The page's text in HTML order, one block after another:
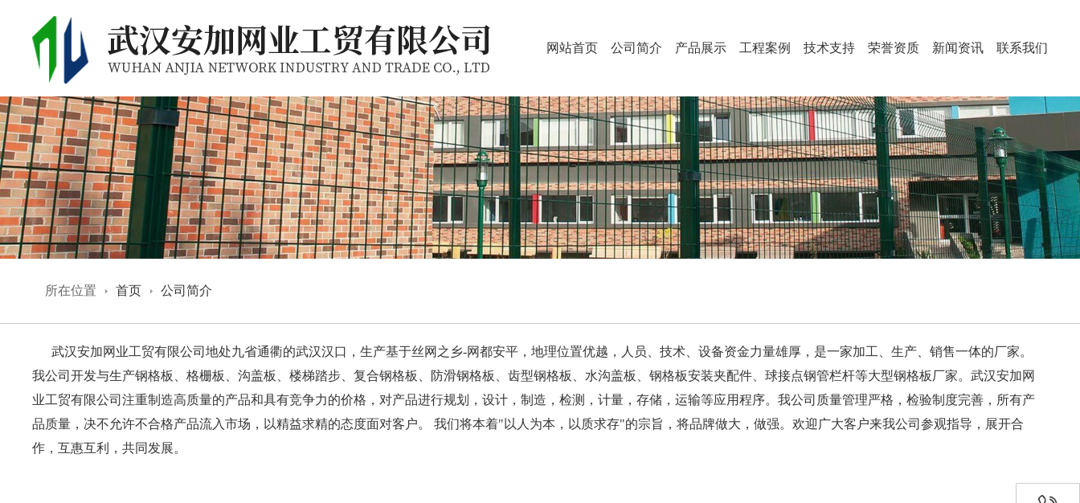
网站首页 公司简介 产品展示 工程案例 技术支持 荣誉资质 新闻资讯 联系我们
所在位置 首页 公司简介
武汉安加网业工贸有限公司地处九省通衢的武汉汉口，生产基于丝网之乡-网都安平，地理位置优越，人员、技术、设备资金力量雄厚，是一家加工、生产、销售一体的厂家。
我公司开发与生产钢格板、格栅板、沟盖板、楼梯踏步、复合钢格板、防滑钢格板、齿型钢格板、水沟盖板、钢格板安装夹配件、球接点钢管栏杆等大型钢格板厂家。武汉安加网
业工贸有限公司注重制造高质量的产品和具有竞争力的价格，对产品进行规划，设计，制造，检测，计量，存储，运输等应用程序。我公司质量管理严格，检验制度完善，所有产
品质量，决不允许不合格产品流入市场，以精益求精的态度面对客户。 我们将本着"以人为本，以质求存"的宗旨，将品牌做大，做强。欢迎广大客户来我公司参观指导，展开合
作，互惠互利，共同发展。